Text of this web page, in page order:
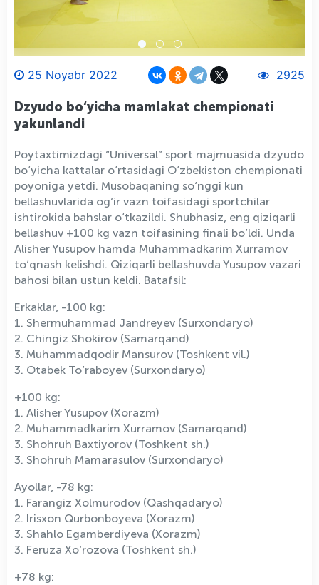
25 Noyabr 2022 2925
Dzyudo bo‘yicha mamlakat chempionati
yakunlandi
Poytaxtimizdagi “Universal” sport majmuasida dzyudo
bo‘yicha kattalar o‘rtasidagi O‘zbekiston chempionati
poyoniga yetdi. Musobaqaning so‘nggi kun
bellashuvlarida og‘ir vazn toifasidagi sportchilar
ishtirokida bahslar o‘tkazildi. Shubhasiz, eng qiziqarli
bellashuv +100 kg vazn toifasining finali bo‘ldi. Unda
Alisher Yusupov hamda Muhammadkarim Xurramov
to‘qnash kelishdi. Qiziqarli bellashuvda Yusupov vazari
bahosi bilan ustun keldi. Batafsil:
Erkaklar, -100 kg:
1. Shermuhammad Jandreyev (Surxondaryo)
2. Chingiz Shokirov (Samarqand)
3. Muhammadqodir Mansurov (Toshkent vil.)
3. Otabek To‘raboyev (Surxondaryo)
+100 kg:
1. Alisher Yusupov (Xorazm)
2. Muhammadkarim Xurramov (Samarqand)
3. Shohruh Baxtiyorov (Toshkent sh.)
3. Shohruh Mamarasulov (Surxondaryo)
Ayollar, -78 kg:
1. Farangiz Xolmurodov (Qashqadaryo)
2. Irisxon Qurbonboyeva (Xorazm)
3. Shahlo Egamberdiyeva (Xorazm)
3. Feruza Xo‘rozova (Toshkent sh.)
+78 kg: